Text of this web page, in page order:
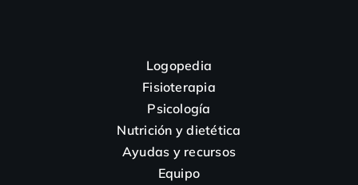
Logopedia
Fisioterapia
Psicología
Nutrición y dietética
Ayudas y recursos
Equipo